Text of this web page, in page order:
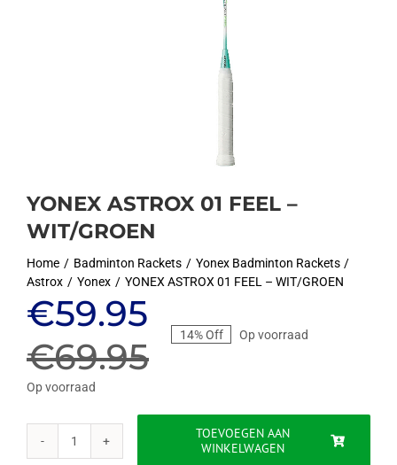
YONEX ASTROX 01 FEEL –
WIT/GROEN
Home Badminton Rackets
Yonex Badminton Rackets
Astrox
Yonex YONEX ASTROX 01 FEEL – WIT/GROEN
€69.95
Oorspronkelijke
prijs
was:
€69.95.
€59.95
Huidige
prijs
is:
€59.95.
14% Off Op voorraad
Op voorraad
YONEX
TOEVOEGEN AAN
WINKELWAGEN